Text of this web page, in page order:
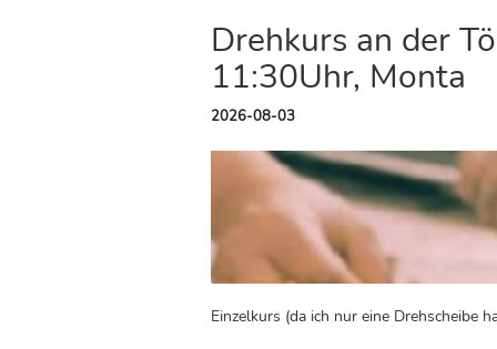
Drehkurs an der
11:30Uhr, Monta
2026-08-03
Einzelkurs (da ich nur eine Drehscheibe